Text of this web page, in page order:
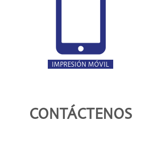
IMPRESIÓN MÓVIL
CONTÁCTENOS